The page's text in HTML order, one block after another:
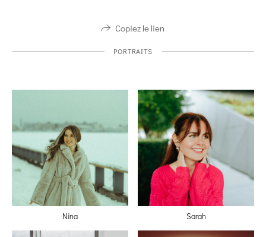
Copiez le lien
PORTRAITS
Nina Sarah